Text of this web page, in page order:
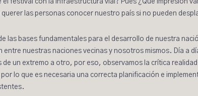
el festival con la infraestructura vial? Pues ¿Qué impresión
querer las personas conocer nuestro país si no pueden
las bases fundamentales para el desarrollo de nuestra
entre nuestras naciones vecinas y nosotros mismos. Día a
de un extremo a otro, por eso, observamos la crítica
lo que es necesaria una correcta planificación e